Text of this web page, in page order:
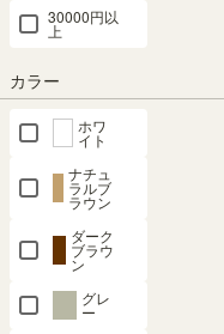
30000円以
上
カラー
ホワ
イト
ナチュ
ラルブ
ラウン
ダーク
ブラウ
ン
グレ
ー
最短お届け予定日
〒